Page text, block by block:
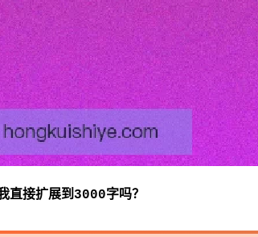
直接扩展到3000字吗？